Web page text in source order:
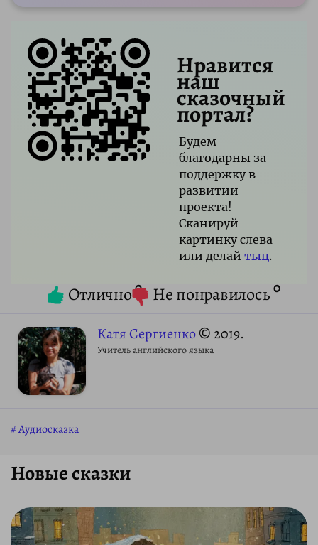
Нравится
наш
сказочный
портал?
Будем
благодарны за
поддержку в
развитии
проекта!
Сканируй
картинку слева
или делай тыц.
Отлично0 Не понравилось0
Катя Сергиенко© 2019.
Учитель английского языка
Аудиосказка
Новые сказки